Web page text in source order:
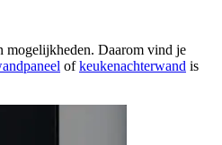
mogelijkheden. Daarom vind je
ofkeukenachterwand is